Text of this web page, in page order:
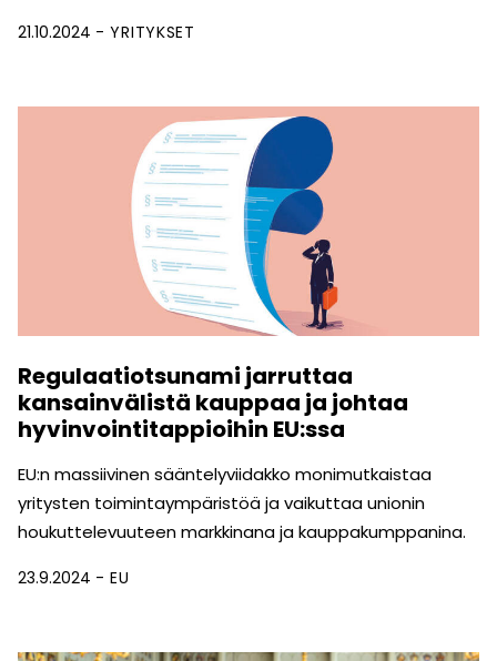
21.10.2024 YRITYKSET
Regulaatiotsunami jarruttaa
kansainvälistä kauppaa ja johtaa
hyvinvointitappioihin EU:ssa
EU:n massiivinen sääntelyviidakko monimutkaistaa
yritysten toimintaympäristöä ja vaikuttaa unionin
houkuttelevuuteen markkinana ja kauppakumppanina.
23.9.2024 EU